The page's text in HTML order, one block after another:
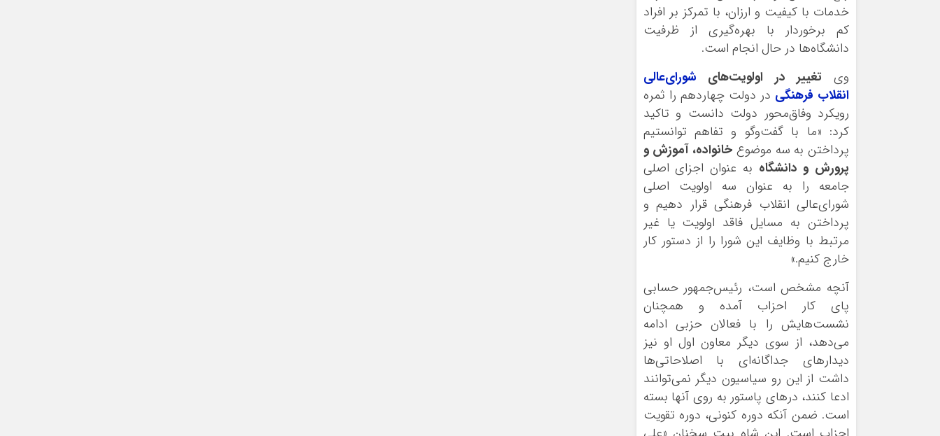
خدمات با کیفیت و ارزان، با تمرکز بر افراد
کم برخوردار با بهره‌گیری از ظرفیت
دانشگاه‌ها در حال انجام است.
وی تغییر در اولویت‌های شورای‌عالی
انقلاب فرهنگی در دولت چهاردهم را ثمره
رویکرد وفاق‌محور دولت دانست و تاکید
کرد: «ما با گفت‌وگو و تفاهم توانستیم
پرداختن به سه موضوع خانواده، آموزش و
پرورش و دانشگاه به عنوان اجزای اصلی
جامعه را به عنوان سه اولویت اصلی
شورای‌عالی انقلاب فرهنگی قرار دهیم و
پرداختن به مسایل فاقد اولویت یا غیر
مرتبط با وظایف این شورا را از دستور کار
خارج کنیم.»
آنچه مشخص است، رئیس‌جمهور حسابی
پای کار احزاب آمده و همچنان
نشست‌هایش را با فعالان حزبی ادامه
می‌دهد، از سوی دیگر معاون اول او نیز
دیدارهای جداگانه‌ای با اصلاحاتی‌ها
داشت از این رو سیاسیون دیگر نمی‌توانند
ادعا کنند، درهای پاستور به روی آنها بسته
است. ضمن آنکه دوره کنونی، دوره تقویت